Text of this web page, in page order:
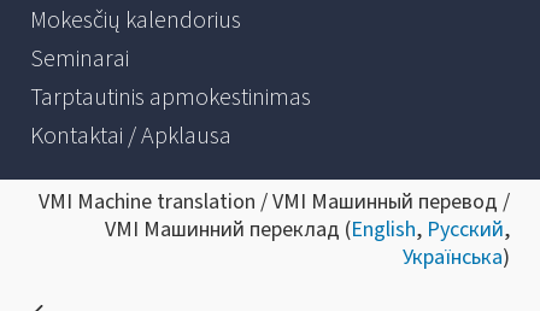
Mokesčių kalendorius
Seminarai
Tarptautinis apmokestinimas
Kontaktai / Apklausa
VMI Machine translation / VMI Машинный перевод /
VMI Машинний переклад (English, Русский,
Українська)